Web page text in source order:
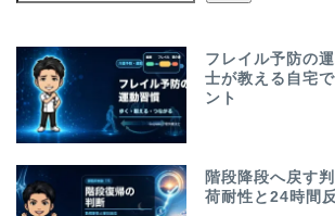
フレイル予防の
士が教える自宅
ント
階段降段へ戻す
荷耐性と24時間